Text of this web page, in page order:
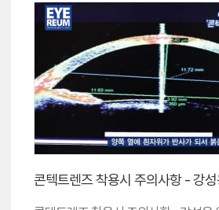
콘텍트렌즈 착용시 주의사항 - 강